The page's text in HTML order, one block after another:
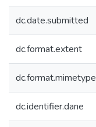
dc.date.submitted
dc.format.extent
dc.format.mimetype
dc.identifier.dane